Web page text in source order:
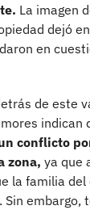
La imagen
dejó
en
de este
indican
conflicto
zona, ya que
la familia
embargo,